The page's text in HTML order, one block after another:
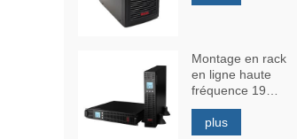
Montage en rack
en ligne haute
fréquence 19
pouces 1kva
plus